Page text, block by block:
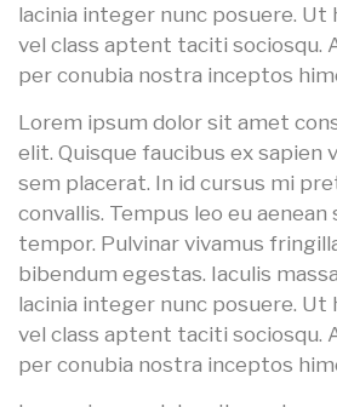
lacinia integer nunc posuere.
vel class aptent taciti sociosqu.
per conubia nostra inceptos
Lorem ipsum dolor sit amet
elit. Quisque faucibus ex sapien
sem placerat. In id cursus mi
convallis. Tempus leo eu aenean
tempor. Pulvinar vivamus
bibendum egestas. Iaculis
lacinia integer nunc posuere.
vel class aptent taciti sociosqu.
per conubia nostra inceptos